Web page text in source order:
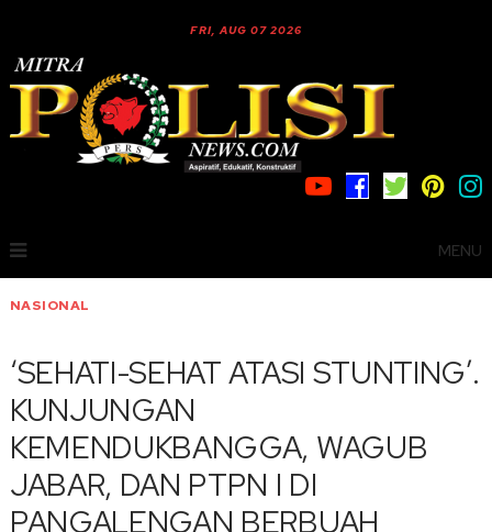
FRI, AUG 07 2026
MENU
NASIONAL
‘SEHATI-SEHAT ATASI STUNTING’.
KUNJUNGAN
KEMENDUKBANGGA, WAGUB
JABAR, DAN PTPN I DI
PANGALENGAN BERBUAH